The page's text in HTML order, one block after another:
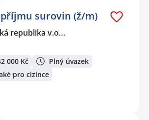
surovin (ž/m)
republika v.o…
000 Kč
Plný úvazek
pro cizince